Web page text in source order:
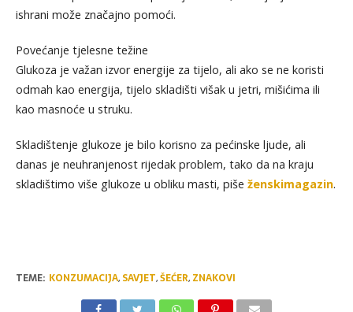
ishrani može značajno pomoći.
Povećanje tjelesne težine
Glukoza je važan izvor energije za tijelo, ali ako se ne koristi
odmah kao energija, tijelo skladišti višak u jetri, mišićima ili
kao masnoće u struku.
Skladištenje glukoze je bilo korisno za pećinske ljude, ali
danas je neuhranjenost rijedak problem, tako da na kraju
skladištimo više glukoze u obliku masti, piše ženskimagazin.
TEME: KONZUMACIJA, SAVJET,ŠEĆER, ZNAKOVI